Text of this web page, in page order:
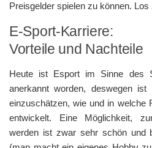
Preisgelder spielen zu können. Los
E-Sport-Karriere:
Vorteile und Nachteile
Heute ist Esport im Sinne des
anerkannt worden, deswegen
einzuschätzen, wie und in welche
entwickelt. Eine Möglichkeit,
werden ist zwar sehr schön und